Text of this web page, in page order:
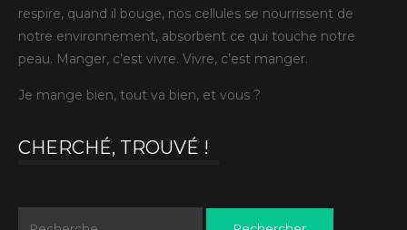
respire, quand il bouge, nos cellules se nourrissent de
notre environnement, absorbent ce qui touche notre
peau. Manger, c’est vivre. Vivre, c’est manger.
Je mange bien, tout va bien, et vous ?
CHERCHÉ, TROUVÉ !